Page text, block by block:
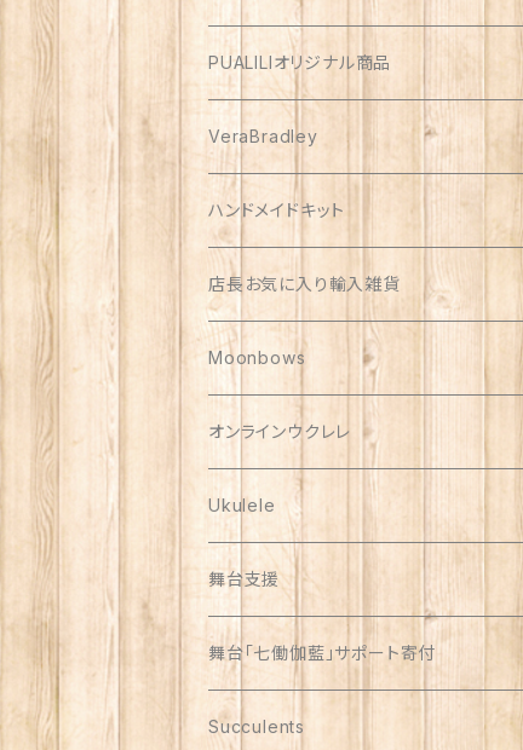
PUALILIオリジナル商品
プアリリグッズ
しんのす家グッズ
ハンドメイド品
VeraBradley
ハンドメイドキット
店長お気に入り輸入雑貨
Polish Pottery
Vera Bradley
Moonbows
オンラインウクレレ
Ukulele
舞台支援
舞台「七働伽藍」サポート寄付
Succulents